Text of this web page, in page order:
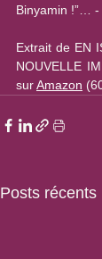
Binyamin !”… -
Extrait de EN
NOUVELLE
sur Amazon
Posts récents